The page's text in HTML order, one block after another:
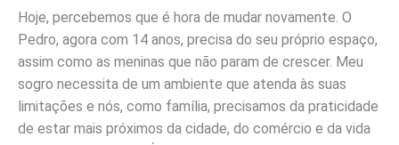
Hoje, percebemos que é hora de mudar novamente. O
Pedro, agora com 14 anos, precisa do seu próprio espaço,
assim como as meninas que não param de crescer. Meu
sogro necessita de um ambiente que atenda às suas
limitações e nós, como família, precisamos da praticidade
de estar mais próximos da cidade, do comércio e da vida